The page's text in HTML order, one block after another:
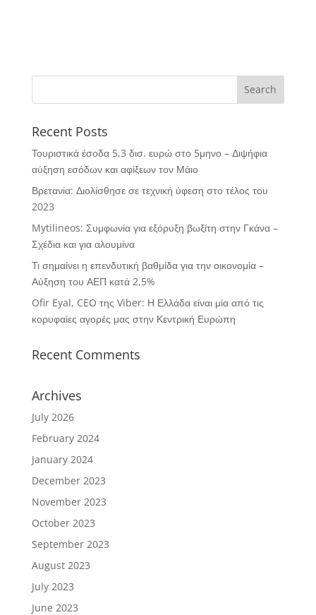
Recent Posts
Τουριστικά έσοδα 5,3 δισ. ευρώ στο 5μηνο – Διψήφια
αύξηση εσόδων και αφίξεων τον Μάιο
Βρετανία: Διολίσθησε σε τεχνική ύφεση στο τέλος του
2023
Mytilineos: Συμφωνία για εξόρυξη βωξίτη στην Γκάνα –
Σχέδια και για αλουμίνα
Τι σημαίνει η επενδυτική βαθμίδα για την οικονομία –
Αύξηση του ΑΕΠ κατά 2,5%
Ofir Eyal, CEO της Viber: Η Ελλάδα είναι μία από τις
κορυφαίες αγορές μας στην Κεντρική Ευρώπη
Recent Comments
Archives
July 2026
February 2024
January 2024
December 2023
November 2023
October 2023
September 2023
August 2023
July 2023
June 2023